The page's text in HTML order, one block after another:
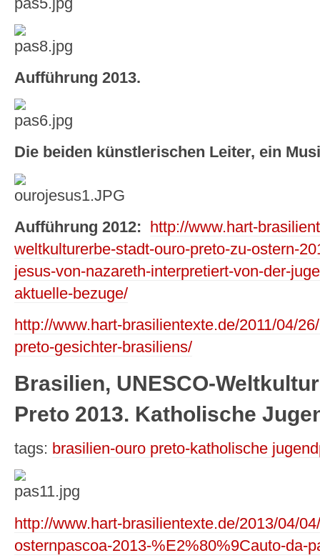
Aufführung 2013.
Die beiden künstlerischen Leiter, ein
Aufführung 2012:
http://www.hart-
weltkulturerbe-stadt-ouro-preto-zu-ostern-
jesus-von-nazareth-interpretiert-von-der-
aktuelle-bezuge/
http://www.hart-brasilientexte.de/2011/04/
preto-gesichter-brasiliens/
Brasilien, UNESCO-
Preto 2013. Katholische
tags: brasilien-ouro preto-katholische
http://www.hart-brasilientexte.de/2013/04/
osternpascoa-2013-%E2%80%9Cauto-da-